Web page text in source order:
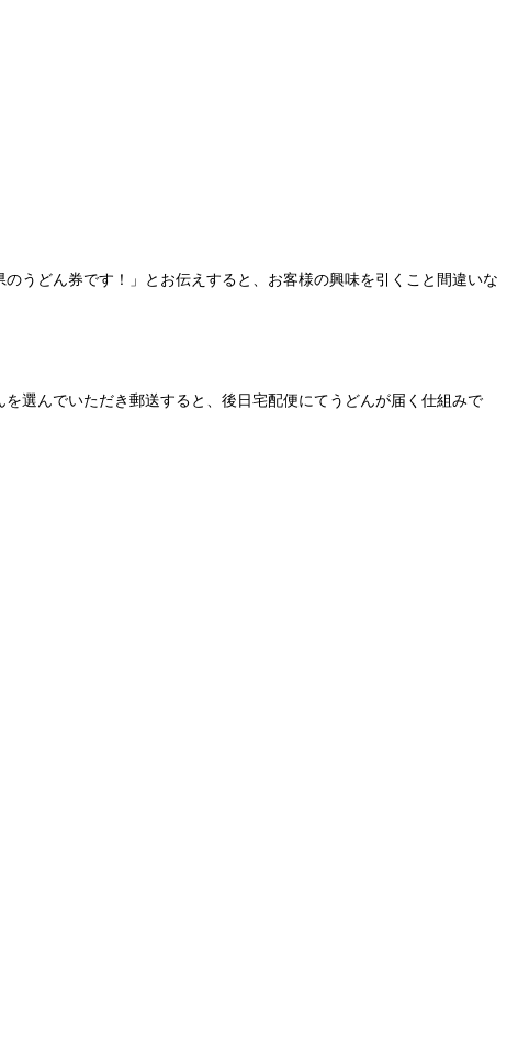
うどん券です！」とお伝えすると、お客様の興味を引くこと間違いな
選んでいただき郵送すると、後日宅配便にてうどんが届く仕組みで